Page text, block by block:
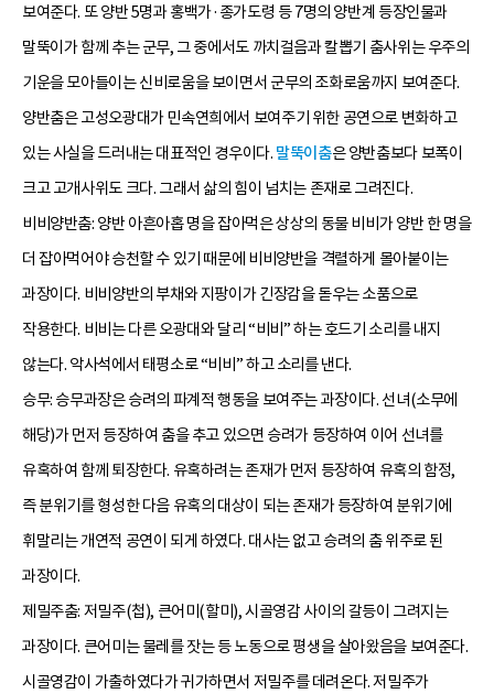
보여준다. 또 양반 5명과 홍백가·종가도령 등 7명의 양반계 등장인물과
말뚝이가 함께 추는 군무, 그 중에서도 까치걸음과 칼뽑기 춤사위는 우주의
기운을 모아들이는 신비로움을 보이면서 군무의 조화로움까지 보여준다.
양반춤은 고성오광대가 민속연희에서 보여주기 위한 공연으로 변화하고
있는 사실을 드러내는 대표적인 경우이다. 말뚝이춤은 양반춤보다 보폭이
크고 고개사위도 크다. 그래서 삶의 힘이 넘치는 존재로 그려진다.
비비양반춤: 양반 아흔아홉 명을 잡아먹은 상상의 동물 비비가 양반 한 명을
더 잡아먹어야 승천할 수 있기 때문에 비비양반을 격렬하게 몰아붙이는
과장이다. 비비양반의 부채와 지팡이가 긴장감을 돋우는 소품으로
작용한다. 비비는 다른 오광대와 달리 “비비” 하는 호드기 소리를 내지
않는다. 악사석에서 태평소로 “비비” 하고 소리를 낸다.
승무: 승무과장은 승려의 파계적 행동을 보여주는 과장이다. 선녀(소무에
해당)가 먼저 등장하여 춤을 추고 있으면 승려가 등장하여 이어 선녀를
유혹하여 함께 퇴장한다. 유혹하려는 존재가 먼저 등장하여 유혹의 함정,
즉 분위기를 형성한 다음 유혹의 대상이 되는 존재가 등장하여 분위기에
휘말리는 개연적 공연이 되게 하였다. 대사는 없고 승려의 춤 위주로 된
과장이다.
제밀주춤: 저밀주(첩), 큰어미(할미), 시골영감 사이의 갈등이 그려지는
과장이다. 큰어미는 물레를 잣는 등 노동으로 평생을 살아왔음을 보여준다.
시골영감이 가출하였다가 귀가하면서 저밀주를 데려온다. 저밀주가